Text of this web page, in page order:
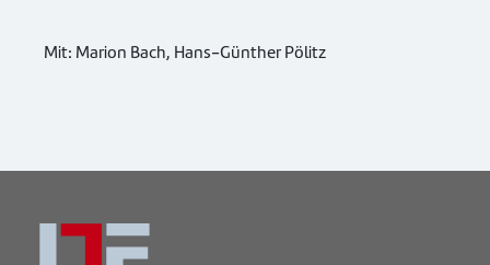
Mit: Marion Bach, Hans-Günther Pölitz